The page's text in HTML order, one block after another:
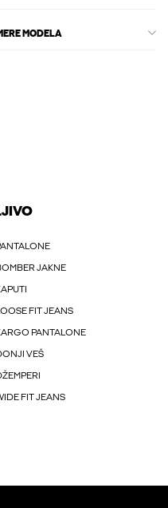
MODELA
JAKNE
FIT JEANS
PANTALONE
VEŠ
FIT JEANS